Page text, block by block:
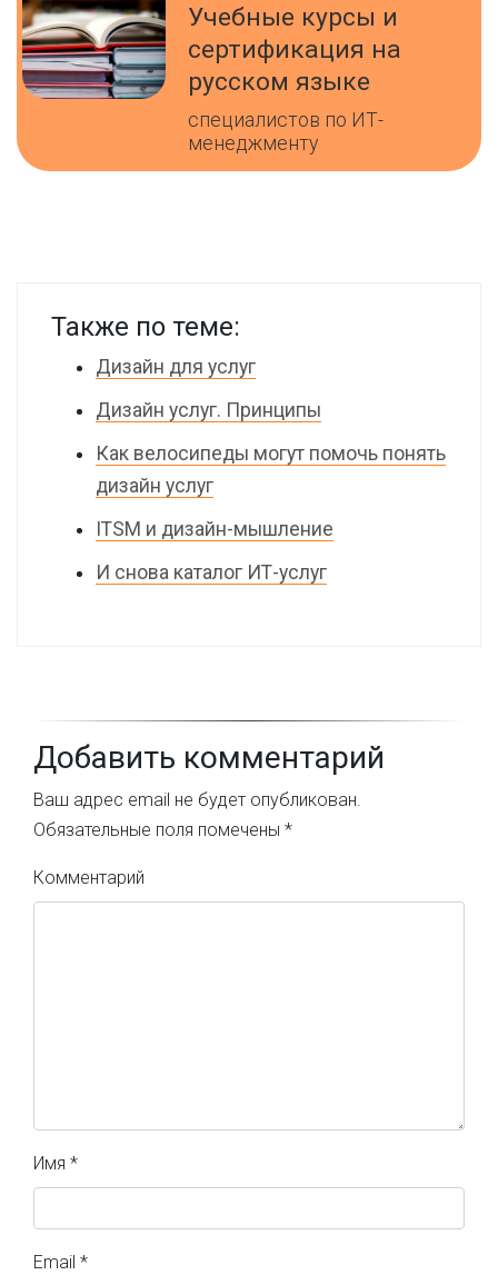
Учебные курсы и
сертификация на
русском языке
специалистов по ИТ-
менеджменту
Также по теме:
Дизайн для услуг
Дизайн услуг. Принципы
Как велосипеды могут помочь понять
дизайн услуг
ITSM и дизайн-мышление
И снова каталог ИТ-услуг
Добавить комментарий
Ваш адрес email не будет опубликован.
Обязательные поля помечены *
Комментарий
Имя *
Email *